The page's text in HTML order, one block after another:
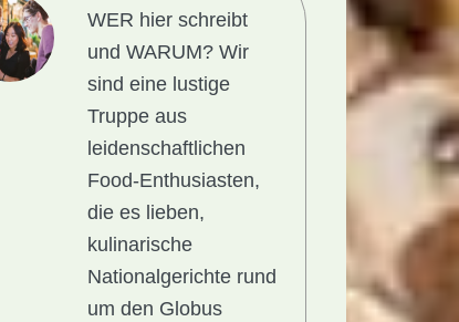
WER hier schreibt
und WARUM?Wir
sind eine lustige
Truppe aus
leidenschaftlichen
Food-Enthusiasten,
die es lieben,
kulinarische
Nationalgerichte rund
um den Globus